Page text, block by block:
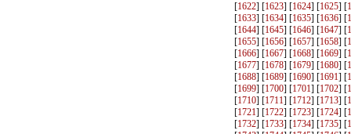
[1622] [1623] [1624] [1625] [
[1633] [1634] [1635] [1636] [
[1644] [1645] [1646] [1647] [
[1655] [1656] [1657] [1658] [
[1666] [1667] [1668] [1669] [
[1677] [1678] [1679] [1680] [
[1688] [1689] [1690] [1691] [
[1699] [1700] [1701] [1702] [
[1710] [1711] [1712] [1713] [
[1721] [1722] [1723] [1724] [
[1732] [1733] [1734] [1735] [